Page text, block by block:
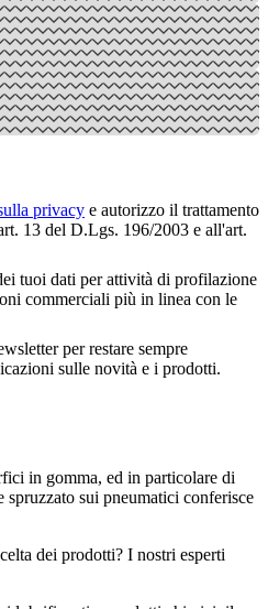
privacy e autorizzo il trattamento
13 del D.Lgs. 196/2003 e all'art.
tuoi dati per attività di profilazione
commerciali più in linea con le
per restare sempre
sulle novità e i prodotti.
in gomma, ed in particolare di
sui pneumatici conferisce
dei prodotti? I nostri esperti